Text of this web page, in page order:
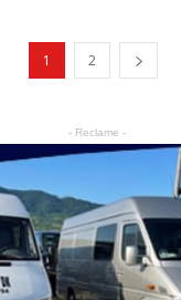
1 2
- Reclame -